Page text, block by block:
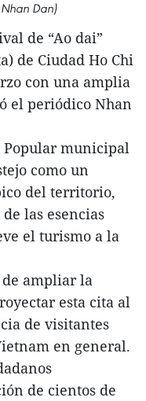
Dan)
de “Ao dai”
de Ciudad Ho Chi
con una amplia
el periódico Nhan
Popular municipal
como un
del territorio,
las esencias
el turismo a la
ampliar la
esta cita al
de visitantes
en general.
de cientos de